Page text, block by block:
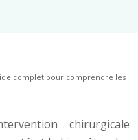
complet pour comprendre les
chirurgicale